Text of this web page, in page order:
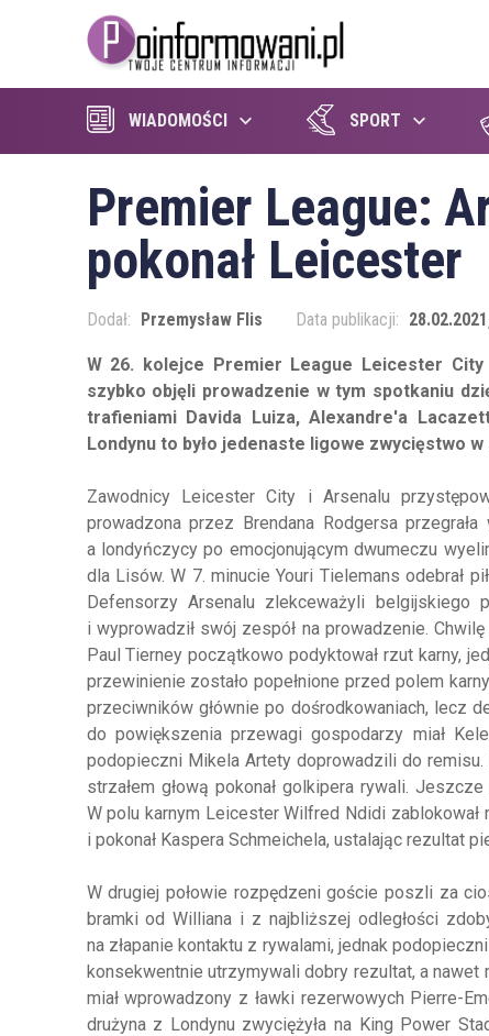
WIADOMOŚCI SPORT
Premier League:
pokonał Leicester
Dodał: Przemysław Flis Data publikacji:
W 26. kolejce Premier League Leicester
szybko objęli prowadzenie w tym spotkaniu
trafieniami Davida Luiza, Alexandre'a
Londynu to było jedenaste ligowe zwycięstwo
Zawodnicy Leicester City i Arsenalu
prowadzona przez Brendana Rodgersa
a londyńczycy po emocjonującym dwumeczu
dla Lisów. W 7. minucie Youri Tielemans odebrał
Defensorzy Arsenalu zlekceważyli
i wyprowadził swój zespół na prowadzenie.
Paul Tierney początkowo podyktował rzut karny,
przewinienie zostało popełnione przed polem
przeciwników głównie po dośrodkowaniach, lecz
do powiększenia przewagi gospodarzy miał
podopieczni Mikela Artety doprowadzili do
strzałem głową pokonał golkipera rywali.
W polu karnym Leicester Wilfred Ndidi
i pokonał Kaspera Schmeichela, ustalając rezultat
W drugiej połowie rozpędzeni goście poszli za
bramki od Williana i z najbliższej odległości
na złapanie kontaktu z rywalami, jednak
konsekwentnie utrzymywali dobry rezultat, a
miał wprowadzony z ławki rezerwowych Pierre-
drużyna z Londynu zwyciężyła na King Power